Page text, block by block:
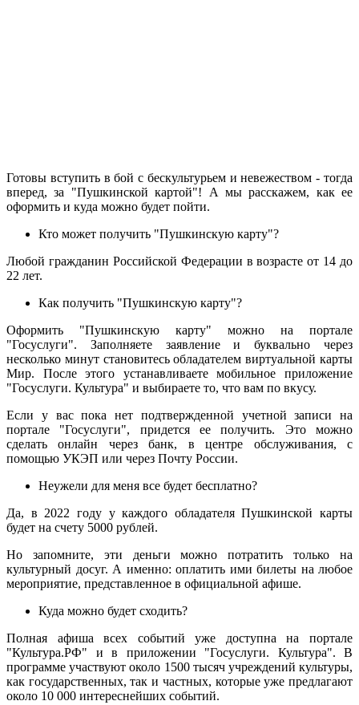
Готовы вступить в бой с бескультурьем и невежеством - тогда
вперед, за "Пушкинской картой"! А мы расскажем, как ее
оформить и куда можно будет пойти.
Кто может получить "Пушкинскую карту"?
Любой гражданин Российской Федерации в возрасте от 14 до
22 лет.
Как получить "Пушкинскую карту"?
Оформить "Пушкинскую карту" можно на портале
"Госуслуги". Заполняете заявление и буквально через
несколько минут становитесь обладателем виртуальной карты
Мир. После этого устанавливаете мобильное приложение
"Госуслуги. Культура" и выбираете то, что вам по вкусу.
Если у вас пока нет подтвержденной учетной записи на
портале "Госуслуги", придется ее получить. Это можно
сделать онлайн через банк, в центре обслуживания, с
помощью УКЭП или через Почту России.
Неужели для меня все будет бесплатно?
Да, в 2022 году у каждого обладателя Пушкинской карты
будет на счету 5000 рублей.
Но запомните, эти деньги можно потратить только на
культурный досуг. А именно: оплатить ими билеты на любое
мероприятие, представленное в официальной афише.
Куда можно будет сходить?
Полная афиша всех событий уже доступна на портале
"Культура.РФ" и в приложении "Госуслуги. Культура". В
программе участвуют около 1500 тысяч учреждений культуры,
как государственных, так и частных, которые уже предлагают
около 10 000 интереснейших событий.